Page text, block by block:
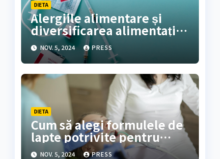
DIETA
Alergiile alimentare și
diversificarea alimentației
la sugari
NOV. 5, 2024 PRESS
DIETA
Cum să alegi formulele de
lapte potrivite pentru
sugarii cu alergii
NOV. 5, 2024 PRESS